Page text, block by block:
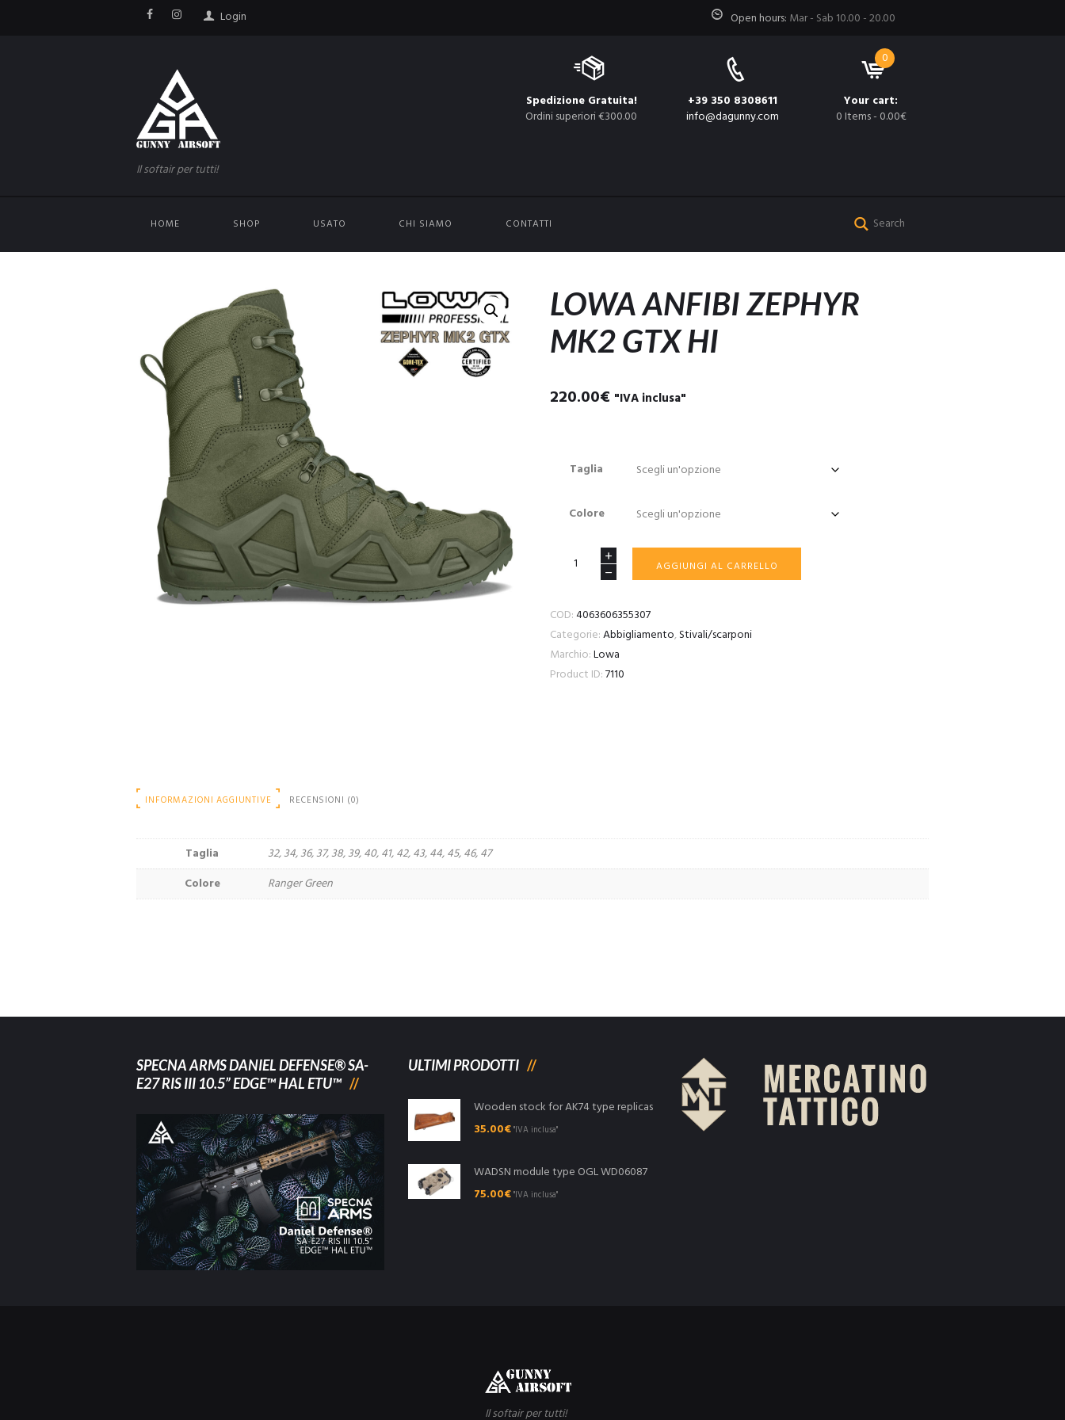
Login Open hours: Mar - Sab 10.00 - 20.00
Il softair per tutti!
Spedizione Gratuita!
Ordini superiori €300.00
+39 350 8308611
info@dagunny.com
0
Your cart:
0 Items- 0.00€
HOME SHOP USATO CHI SIAMO CONTATTI
LOWA ANFIBI ZEPHYR
MK2 GTX HI
220.00€ "IVA inclusa"
Taglia
Colore
LOWA
MK2
GTX
HI
quantità
AGGIUNGI AL CARRELLO
COD:4063606355307
Categorie:Abbigliamento,Stivali/scarponi
Marchio:Lowa
Product ID:7110
INFORMAZIONI AGGIUNTIVE RECENSIONI (0)
Taglia
32, 34, 36, 37, 38, 39, 40, 41, 42, 43, 44, 45, 46, 47
Colore
Ranger Green
SPECNA ARMS DANIEL DEFENSE® SA-
E27 RIS III 10.5” EDGE™ HAL ETU™
ULTIMI PRODOTTI
Wooden stock for AK74 type replicas
35.00€"IVA inclusa"
WADSN module type OGL WD06087
75.00€"IVA inclusa"
Il softair per tutti!